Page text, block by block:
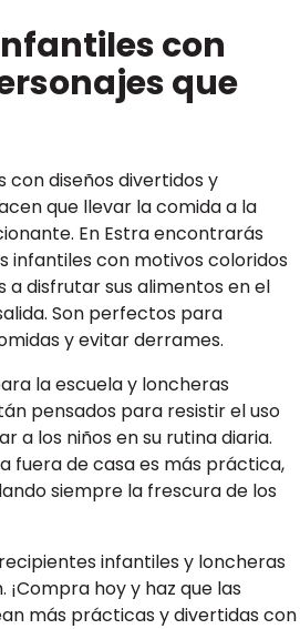
con
que
con diseños divertidos y
que llevar la comida a la
En Estra encontrarás
infantiles con motivos coloridos
a disfrutar sus alimentos en el
Son perfectos para
y evitar derrames.
la escuela y loncheras
pensados para resistir el uso
a los niños en su rutina diaria.
fuera de casa es más práctica,
siempre la frescura de los
infantiles y loncheras
hoy y haz que las
más prácticas y divertidas con